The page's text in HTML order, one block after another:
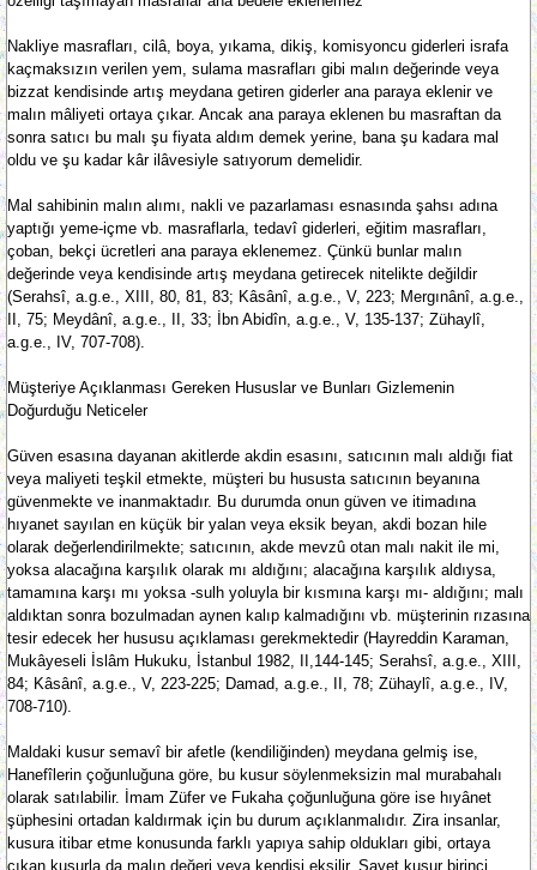
Nakliye masrafları, cilâ, boya, yıkama, dikiş, komisyoncu giderleri israfa
kaçmaksızın verilen yem, sulama masrafları gibi malın değerinde veya
bizzat kendisinde artış meydana getiren giderler ana paraya eklenir ve
malın mâliyeti ortaya çıkar. Ancak ana paraya eklenen bu masraftan da
sonra satıcı bu malı şu fiyata aldım demek yerine, bana şu kadara mal
oldu ve şu kadar kâr ilâvesiyle satıyorum demelidir.
Mal sahibinin malın alımı, nakli ve pazarlaması esnasında şahsı adına
yaptığı yeme-içme vb. masraflarla, tedavî giderleri, eğitim masrafları,
çoban, bekçi ücretleri ana paraya eklenemez. Çünkü bunlar malın
değerinde veya kendisinde artış meydana getirecek nitelikte değildir
(Serahsî, a.g.e., XIII, 80, 81, 83; Kâsânî, a.g.e., V, 223; Mergınânî, a.g.e.,
II, 75; Meydânî, a.g.e., II, 33; İbn Abidîn, a.g.e., V, 135-137; Zühaylî,
a.g.e., IV, 707-708).
Müşteriye Açıklanması Gereken Hususlar ve Bunları Gizlemenin
Doğurduğu Neticeler
Güven esasına dayanan akitlerde akdin esasını, satıcının malı aldığı fiat
veya maliyeti teşkil etmekte, müşteri bu hususta satıcının beyanına
güvenmekte ve inanmaktadır. Bu durumda onun güven ve itimadına
hıyanet sayılan en küçük bir yalan veya eksik beyan, akdi bozan hile
olarak değerlendirilmekte; satıcının, akde mevzû otan malı nakit ile mi,
yoksa alacağına karşılık olarak mı aldığını; alacağına karşılık aldıysa,
tamamına karşı mı yoksa -sulh yoluyla bir kısmına karşı mı- aldığını; malı
aldıktan sonra bozulmadan aynen kalıp kalmadığını vb. müşterinin rızasına
tesir edecek her hususu açıklaması gerekmektedir (Hayreddin Karaman,
Mukâyeseli İslâm Hukuku, İstanbul 1982, II,144-145; Serahsî, a.g.e., XIII,
84; Kâsânî, a.g.e., V, 223-225; Damad, a.g.e., II, 78; Zühaylî, a.g.e., IV,
708-710).
Maldaki kusur semavî bir afetle (kendiliğinden) meydana gelmiş ise,
Hanefîlerin çoğunluğuna göre, bu kusur söylenmeksizin mal murabahalı
olarak satılabilir. İmam Züfer ve Fukaha çoğunluğuna göre ise hıyânet
şüphesini ortadan kaldırmak için bu durum açıklanmalıdır. Zira insanlar,
kusura itibar etme konusunda farklı yapıya sahip oldukları gibi, ortaya
çıkan kusurla da malın değeri veya kendisi eksilir. Şayet kusur birinci